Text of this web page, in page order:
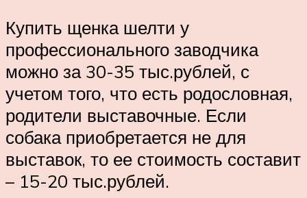
Купить щенка шелти у
профессионального заводчика
можно за 30-35 тыс.рублей, с
учетом того, что есть родословная,
родители выставочные. Если
собака приобретается не для
выставок, то ее стоимость составит
– 15-20 тыс.рублей.